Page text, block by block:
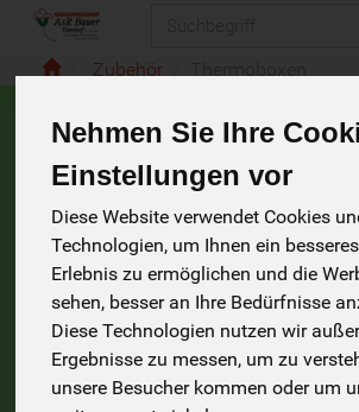
Nehmen Sie Ihre
Einstellungen vor
Diese Website verwendet Cookies
Technologien, um Ihnen ein
Erlebnis zu ermöglichen und die
sehen, besser an Ihre Bedürfnisse
Diese Technologien nutzen wir
Ergebnisse zu messen, um zu
unsere Besucher kommen oder um
Zubehör
Thermoboxen
Allergene